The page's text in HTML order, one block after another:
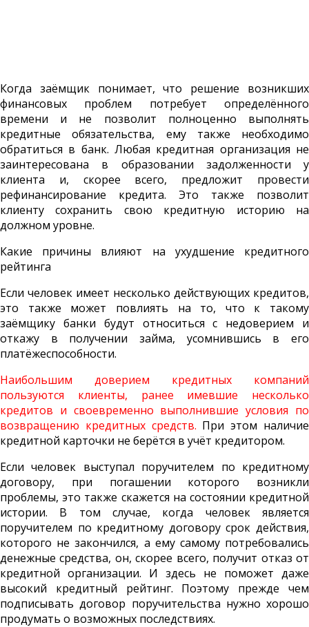
Когда заёмщик понимает, что решение возникших
финансовых проблем потребует определённого
времени и не позволит полноценно выполнять
кредитные обязательства, ему также необходимо
обратиться в банк. Любая кредитная организация не
заинтересована в образовании задолженности у
клиента и, скорее всего, предложит провести
рефинансирование кредита. Это также позволит
клиенту сохранить свою кредитную историю на
должном уровне.
Какие причины влияют на ухудшение кредитного
рейтинга
Если человек имеет несколько действующих кредитов,
это также может повлиять на то, что к такому
заёмщику банки будут относиться с недоверием и
откажу в получении займа, усомнившись в его
платёжеспособности.
Наибольшим доверием кредитных компаний
пользуются клиенты, ранее имевшие несколько
кредитов и своевременно выполнившие условия по
возвращению кредитных средств. При этом наличие
кредитной карточки не берётся в учёт кредитором.
Если человек выступал поручителем по кредитному
договору, при погашении которого возникли
проблемы, это также скажется на состоянии кредитной
истории. В том случае, когда человек является
поручителем по кредитному договору срок действия,
которого не закончился, а ему самому потребовались
денежные средства, он, скорее всего, получит отказ от
кредитной организации. И здесь не поможет даже
высокий кредитный рейтинг. Поэтому прежде чем
подписывать договор поручительства нужно хорошо
продумать о возможных последствиях.